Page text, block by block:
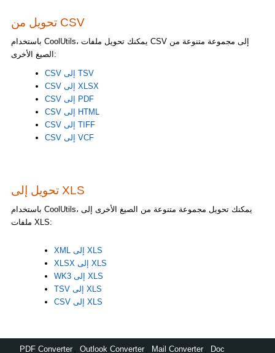
تحويل من CSV
باستخدام CoolUtils، يمكنك تحويل ملفات CSV إلى مجموعة متنوعة من
الصيغ الأخرى:
CSV إلى TSV
CSV إلى XLSX
CSV إلى PDF
CSV إلى HTML
CSV إلى TIFF
CSV إلى VCF
تحويل إلى XLS
باستخدام CoolUtils، يمكنك تحويل مجموعة متنوعة من الصيغ الأخرى إلى
ملفات XLS:
XML إلى XLS
XLSX إلى XLS
WK3 إلى XLS
TSV إلى XLS
CSV إلى XLS
PDF Converter Outlook Converter Mail Converter Doc